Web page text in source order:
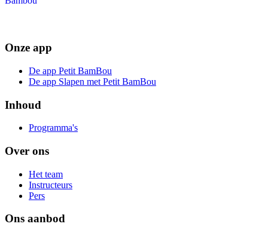
Onze app
De app Petit BamBou
De app Slapen met Petit BamBou
Inhoud
Programma's
Over ons
Het team
Instructeurs
Pers
Ons aanbod